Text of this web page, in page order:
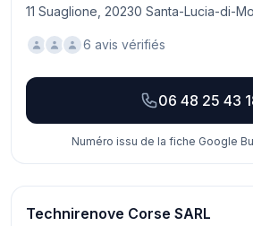
11 Suaglione, 20230 Santa-Lucia-di-
6 avis vérifiés
06 48 25 43
Numéro issu de la fiche Google
Technirenove Corse SARL